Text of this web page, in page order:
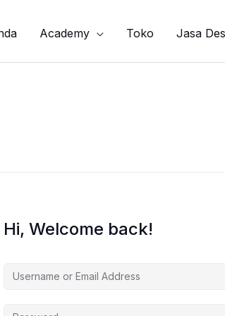
Academy Toko Jasa
Hi, Welcome back!